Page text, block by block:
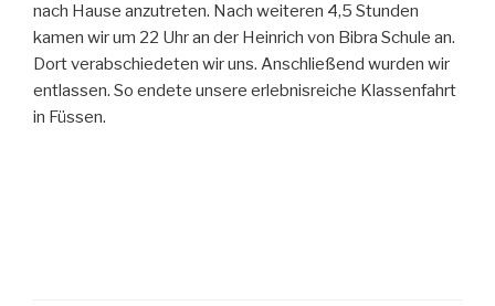
nach Hause anzutreten. Nach weiteren 4,5 Stunden
kamen wir um 22 Uhr an der Heinrich von Bibra Schule an.
Dort verabschiedeten wir uns. Anschließend wurden wir
entlassen. So endete unsere erlebnisreiche Klassenfahrt
in Füssen.